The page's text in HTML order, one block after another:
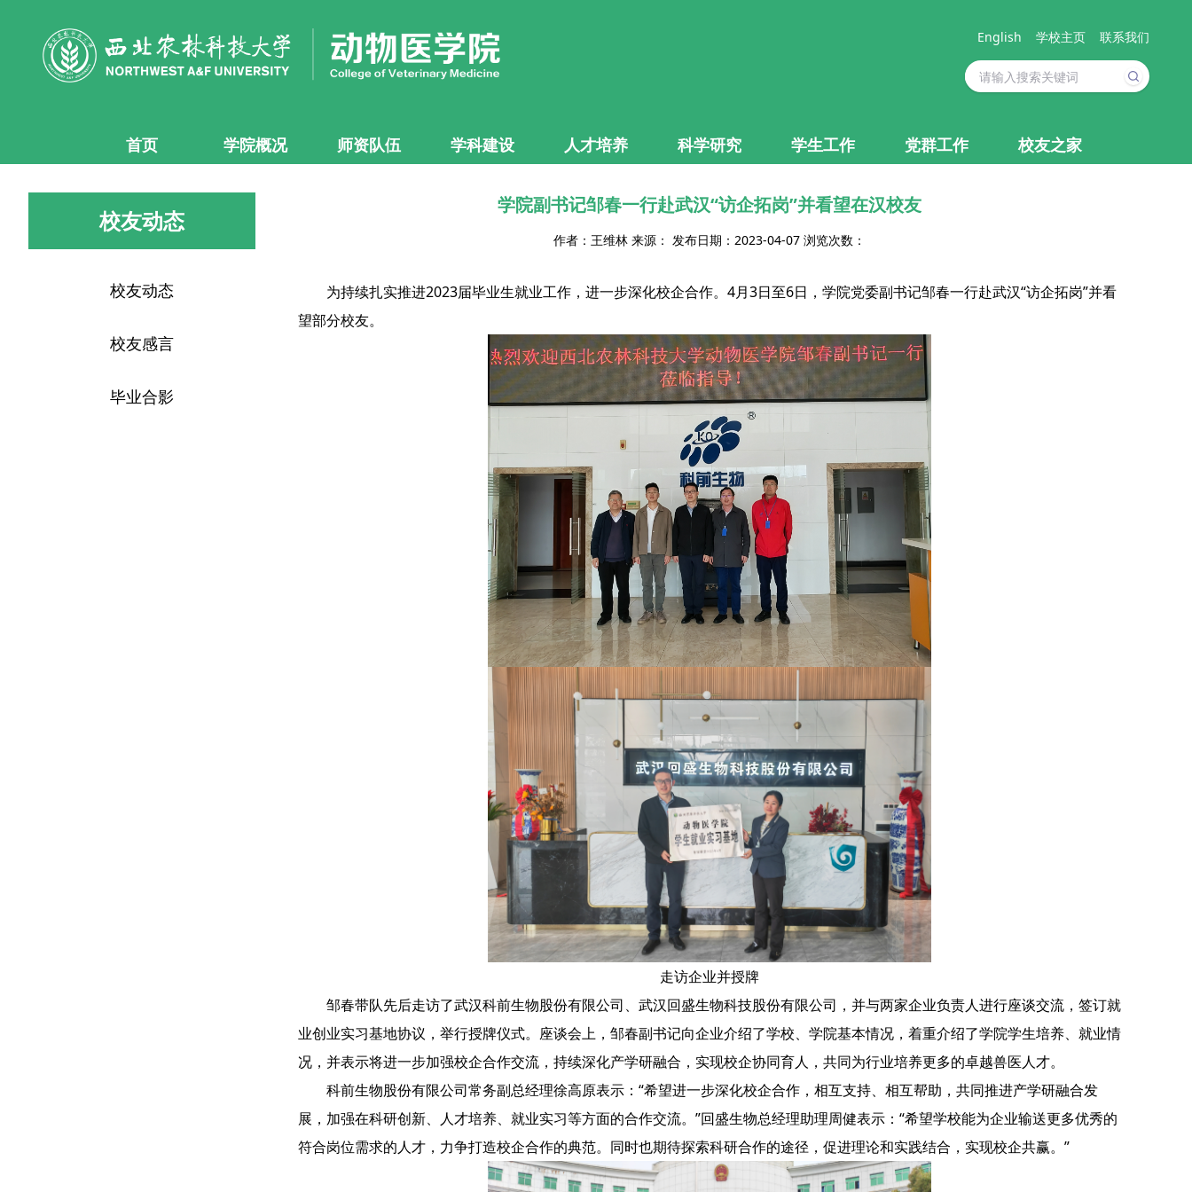
English 学校主页 联系我们
首页 学院概况 师资队伍 学科建设 人才培养 科学研究 学生工作 党群工作 校友之家
校友动态
校友动态
校友感言
毕业合影
学院副书记邹春一行赴武汉“访企拓岗”并看望在汉校友
作者：王维林 来源： 发布日期：2023-04-07 浏览次数：
为持续扎实推进2023届毕业生就业工作，进一步深化校企合作。4月3日至6日，学院党委副书记邹春一行赴武汉“访企拓岗”并看
望部分校友。
走访企业并授牌
邹春带队先后走访了武汉科前生物股份有限公司、武汉回盛生物科技股份有限公司，并与两家企业负责人进行座谈交流，签订就
业创业实习基地协议，举行授牌仪式。座谈会上，邹春副书记向企业介绍了学校、学院基本情况，着重介绍了学院学生培养、就业情
况，并表示将进一步加强校企合作交流，持续深化产学研融合，实现校企协同育人，共同为行业培养更多的卓越兽医人才。
科前生物股份有限公司常务副总经理徐高原表示：“希望进一步深化校企合作，相互支持、相互帮助，共同推进产学研融合发
展，加强在科研创新、人才培养、就业实习等方面的合作交流。”回盛生物总经理助理周健表示：“希望学校能为企业输送更多优秀的
符合岗位需求的人才，力争打造校企合作的典范。同时也期待探索科研合作的途径，促进理论和实践结合，实现校企共赢。”